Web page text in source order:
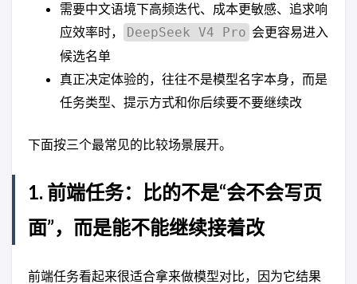
需要中文语境下高频迭代、成本更敏感、追求响
应效率时，
DeepSeek V4 Pro 会更容易进入
候选名单
真正决定体验的，往往不是模型名字本身，而是
任务类型、提示方式和你后续要不要继续改
下面按三个最常见的比较场景展开。
1. 前端任务：比的不是“会不会写页
面”，而是能不能继续接着改
前端任务看起来很适合拿来做模型对比，因为它结果